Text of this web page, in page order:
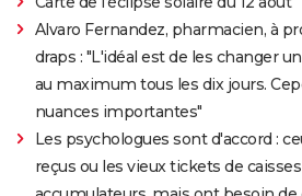
Alvaro Fernandez, pharmacien, à
draps : "L'idéal est de les changer
au maximum tous les dix jours.
nuances importantes"
Les psychologues sont d'accord :
reçus ou les vieux tickets de